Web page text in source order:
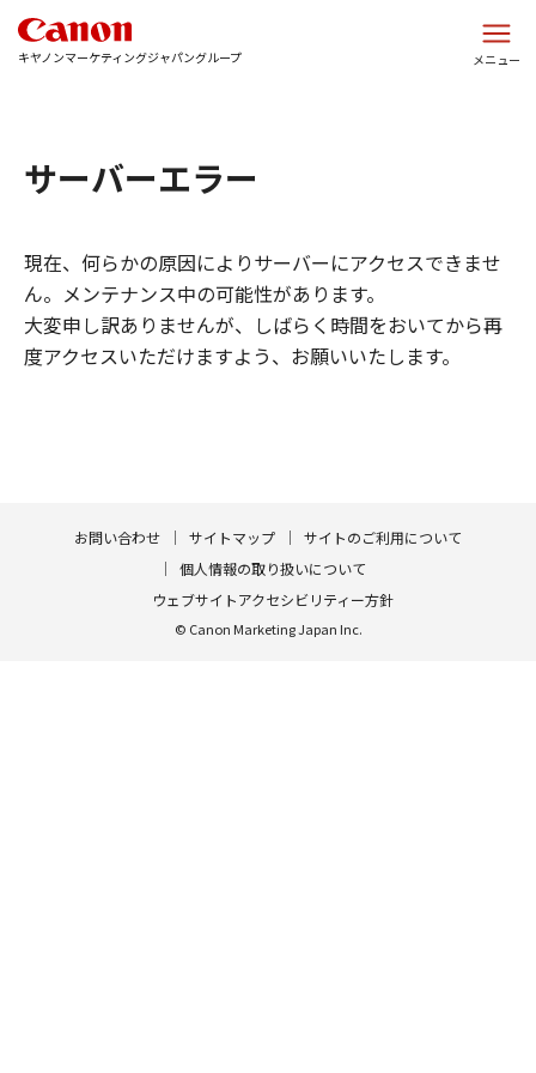
キヤノンマーケティングジャパングループ メニュー
サーバーエラー
現在、何らかの原因によりサーバーにアクセスできませ
ん。メンテナンス中の可能性があります。
大変申し訳ありませんが、しばらく時間をおいてから再
度アクセスいただけますよう、お願いいたします。
お問い合わせ サイトマップ
サイトのご利用について
個人情報の取り扱いについて
ウェブサイトアクセシビリティー方針
© Canon Marketing Japan Inc.